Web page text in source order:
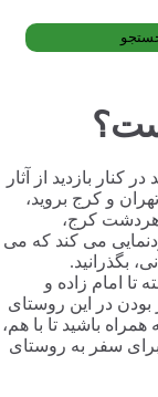
کنار بازدید از آثار
و کرج بروید،
کرج،
می کند که می
بگذرانید.
تا امام زاده‌ و
بودن در این روستای
باشید تا با هم،
سفر به روستای